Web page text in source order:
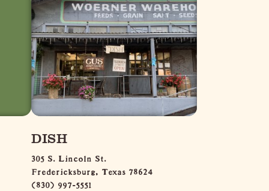
DISH
305 S. Lincoln St.
Fredericksburg, Texas 78624
(830) 997-5551